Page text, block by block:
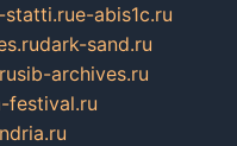
e-abis1c.ru
dark-sand.ru
sib-archives.ru
festival.ru